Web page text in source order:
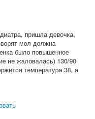
пришла девочка,
мол должна
было повышенное
не жаловалась) 130/90
температура 38, а